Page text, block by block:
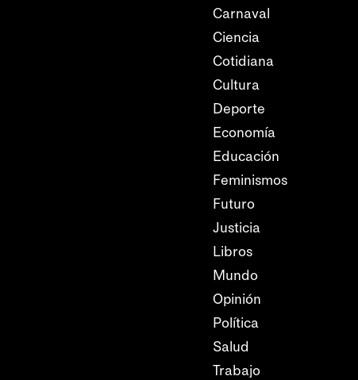
Carnaval
Ciencia
Cotidiana
Cultura
Deporte
Economía
Educación
Feminismos
Futuro
Justicia
Libros
Mundo
Opinión
Política
Salud
Trabajo